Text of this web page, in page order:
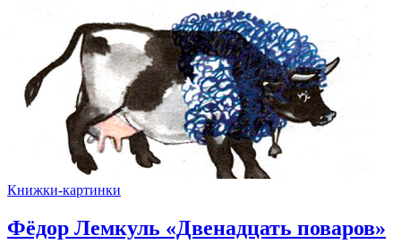
Книжки-картинки
Фёдор Лемкуль «Двенадцать поваров»